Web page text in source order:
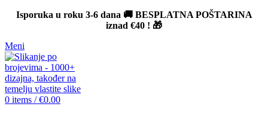
Isporuka u roku 3-6 dana 🚚 BESPLATNA POŠTARINA
iznad €40 ! 🎁
Meni
0 items / €0.00